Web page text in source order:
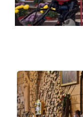
Wspólnoty
Kancelaria